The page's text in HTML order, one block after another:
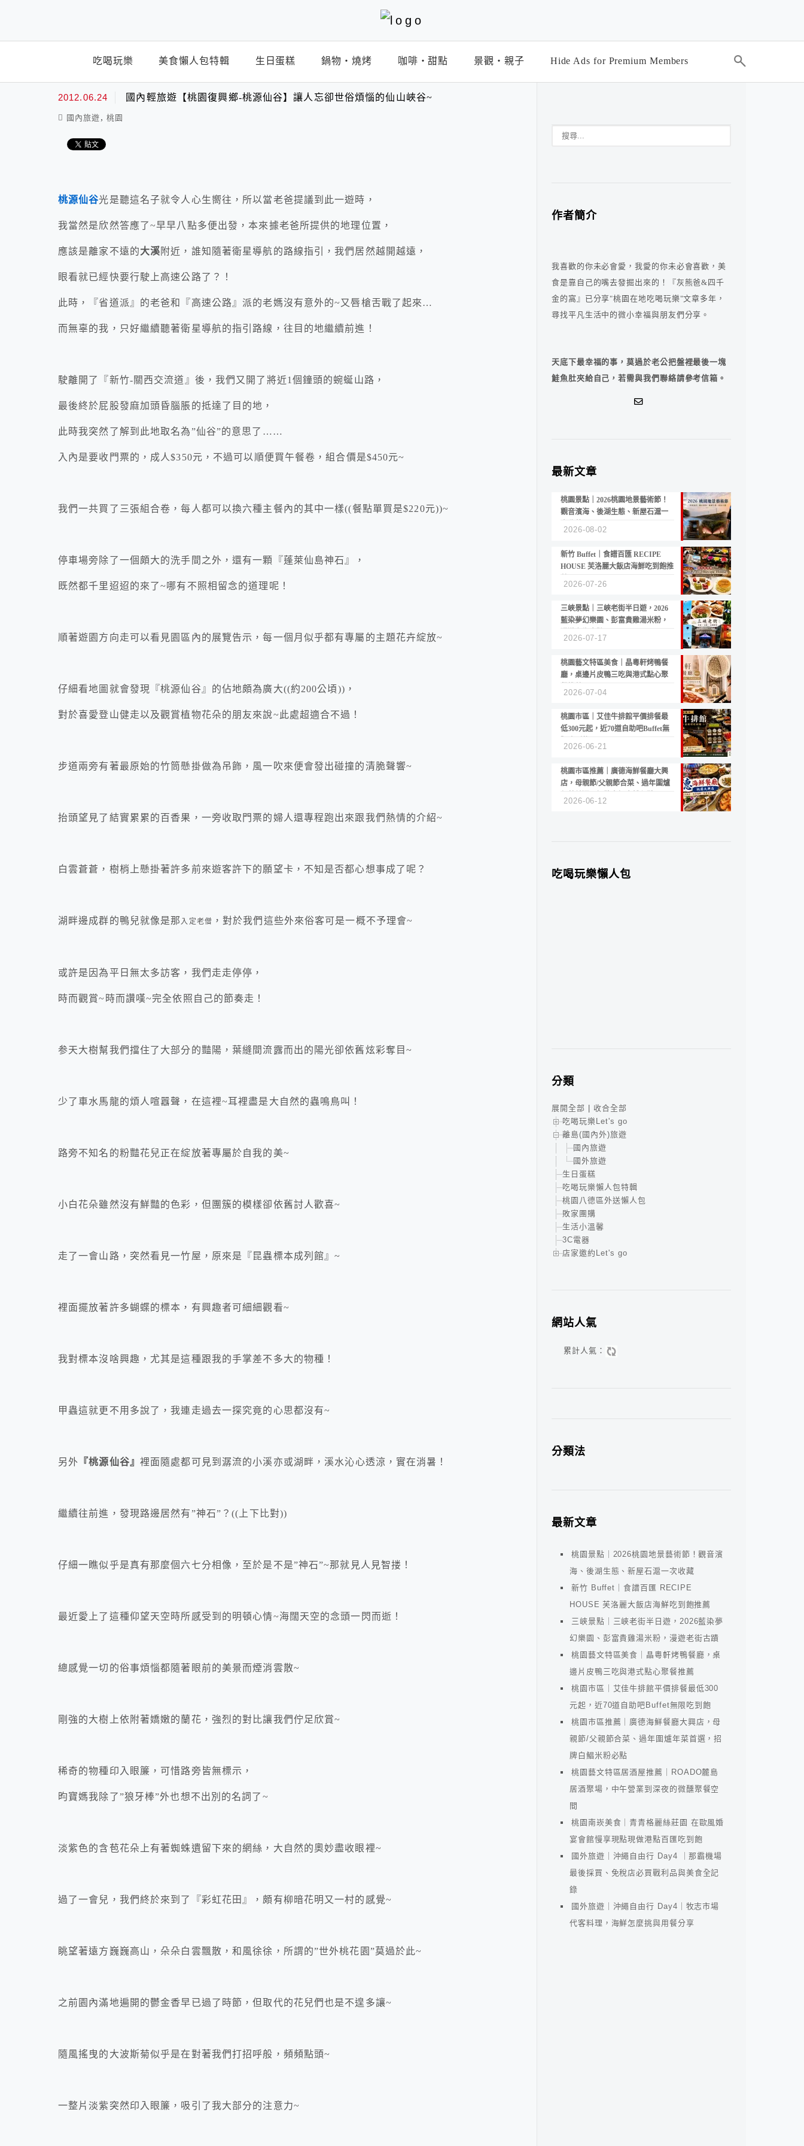
吃喝玩樂 美食懶人包特輯 生日蛋糕 鍋物‧燒烤 咖啡‧甜點 景觀‧親子 Hide Ads for Premium Members
2012.06.24 國內輕旅遊【桃園復興鄉-桃源仙谷】讓人忘卻世俗煩惱的仙山峽谷~
國內旅遊 , 桃園
桃源仙谷光是聽這名子就令人心生嚮往，所以當老爸提議到此一遊時，
我當然是欣然答應了~早早八點多便出發，本來據老爸所提供的地理位置，
應該是離家不遠的大溪 附近，誰知隨著衛星導航的路線指引，我們居然越開越遠，
眼看就已經快要行駛上高速公路了？！
此時，『省道派』的老爸和『高速公路』派的老媽沒有意外的~又唇槍舌戰了起來…
而無辜的我，只好繼續聽著衛星導航的指引路線，往目的地繼續前進！
駛離開了『新竹-關西交流道』後，我們又開了將近1個鐘頭的蜿蜒山路，
最後終於屁股發麻加頭昏腦脹的抵達了目的地，
此時我突然了解到此地取名為”仙谷”的意思了……
入內是要收門票的，成人$350元，不過可以順便買午餐卷，組合價是$450元~
我們一共買了三張組合卷，每人都可以換六種主餐內的其中一樣((餐點單買是$220元))~
停車場旁除了一個頗大的洗手間之外，還有一顆『蓬萊仙島神石』，
既然都千里迢迢的來了~哪有不照相留念的道理呢！
順著遊園方向走可以看見園區內的展覽告示，每一個月似乎都有專屬的主題花卉綻放~
仔細看地圖就會發現『桃源仙谷』的佔地頗為廣大((約200公頃))，
對於喜愛登山健走以及觀賞植物花朵的朋友來說~此處超適合不過！
步道兩旁有著最原始的竹筒懸掛做為吊飾，風一吹來便會發出碰撞的清脆聲響~
抬頭望見了結實累累的百香果，一旁收取門票的婦人還專程跑出來跟我們熱情的介紹~
白雲蒼蒼，樹梢上懸掛著許多前來遊客許下的願望卡，不知是否都心想事成了呢？
湖畔邊成群的鴨兒就像是那 入定老僧 ，對於我們這些外來俗客可是一概不予理會~
或許是因為平日無太多訪客，我們走走停停，
時而觀賞~時而讚嘆~完全依照自己的節奏走！
参天大樹幫我們擋住了大部分的豔陽，葉縫間流露而出的陽光卻依舊炫彩奪目~
少了車水馬龍的煩人喧囂聲，在這裡~耳裡盡是大自然的蟲鳴鳥叫！
路旁不知名的粉豔花兒正在綻放著專屬於自我的美~
小白花朵雖然沒有鮮豔的色彩，但團簇的模樣卻依舊討人歡喜~
走了一會山路，突然看見一竹屋，原來是『昆蟲標本成列館』~
裡面擺放著許多蝴蝶的標本，有興趣者可細細觀看~
我對標本沒啥興趣，尤其是這種跟我的手掌差不多大的物種！
甲蟲這就更不用多說了，我連走過去一探究竟的心思都沒有~
另外 『桃源仙谷』 裡面隨處都可見到潺流的小溪亦或湖畔，溪水沁心透涼，實在消暑！
繼續往前進，發現路邊居然有”神石”？((上下比對))
仔細一瞧似乎是真有那麼個六七分相像，至於是不是”神石”~那就見人見智搂！
最近愛上了這種仰望天空時所感受到的明頓心情~海闊天空的念頭一閃而逝！
總感覺一切的俗事煩惱都隨著眼前的美景而煙消雲散~
剛強的大樹上依附著嬌嫩的蘭花，強烈的對比讓我們佇足欣賞~
稀奇的物種印入眼簾，可惜路旁皆無標示，
昀寶媽我除了”狼牙棒”外也想不出別的名詞了~
淡紫色的含苞花朵上有著蜘蛛遺留下來的網絲，大自然的奧妙盡收眼裡~
過了一會兒，我們終於來到了『彩虹花田』，頗有柳暗花明又一村的感覺~
眺望著遠方巍巍高山，朵朵白雲飄散，和風徐徐，所謂的”世外桃花園”莫過於此~
之前園內滿地遍開的鬱金香早已過了時節，但取代的花兒們也是不遑多讓~
隨風搖曳的大波斯菊似乎是在對著我們打招呼般，頻頻點頭~
一整片淡紫突然印入眼簾，吸引了我大部分的注意力~
作者簡介
我喜歡的你未必會愛，我愛的你未必會喜歡，美
食是靠自己的嘴去發掘出來的！『灰熊爸&四千
金的窩』已分享"桃園在地吃喝玩樂"文章多年，
尋找平凡生活中的微小幸福與朋友們分享。
天底下最幸福的事，莫過於老公把盤裡最後一塊
鮭魚肚夾給自己，若需與我們聯絡請參考信箱。
最新文章
桃園景點｜2026桃園地景藝術節！
觀音濱海、後湖生態、新屋石滬一
2026-08-02
新竹 Buffet｜食譜百匯 RECIPE
HOUSE 芙洛麗大飯店海鮮吃到飽推
2026-07-26
三峽景點｜三峽老街半日遊，2026
藍染夢幻樂園、彭富貴雞湯米粉，
2026-07-17
桃園藝文特區美食｜晶粵軒烤鴨餐
廳，桌邊片皮鴨三吃與港式點心聚
2026-07-04
桃園市區｜艾佳牛排館平價排餐最
低300元起，近70道自助吧Buffet無
2026-06-21
桃園市區推薦｜廣德海鮮餐廳大興
店，母親節/父親節合菜、過年圍爐
2026-06-12
吃喝玩樂懶人包
分類
展開全部
收合全部
吃喝玩樂Let's go
離島(國內外)旅遊
國內旅遊
國外旅遊
生日蛋糕
吃喝玩樂懶人包特輯
桃園八德區外送懶人包
敗家團購
生活小溫馨
3C電器
店家邀約Let's go
網站人氣
累計人氣：
分類法
最新文章
桃園景點｜2026桃園地景藝術節！觀音濱
海、後湖生態、新屋石滬一次收藏
新竹 Buffet｜食譜百匯 RECIPE
HOUSE 芙洛麗大飯店海鮮吃到飽推薦
三峽景點｜三峽老街半日遊，2026藍染夢
幻樂園、彭富貴雞湯米粉，漫遊老街古蹟
桃園藝文特區美食｜晶粵軒烤鴨餐廳，桌
邊片皮鴨三吃與港式點心聚餐推薦
桃園市區｜艾佳牛排館平價排餐最低300
元起，近70道自助吧Buffet無限吃到飽
桃園市區推薦｜廣德海鮮餐廳大興店，母
親節/父親節合菜、過年圍爐年菜首選，招
牌白鯧米粉必點
桃園藝文特區居酒屋推薦｜ROADO麓島
居酒聚場，中午營業到深夜的微醺聚餐空
間
桃園南崁美食｜青青格麗絲莊園 在歐風婚
宴會館慢享現點現做港點百匯吃到飽
國外旅遊｜沖繩自由行 Day4 ｜那霸機場
最後採買、免稅店必買戰利品與美食全記
錄
國外旅遊｜沖繩自由行 Day4｜牧志市場
代客料理，海鮮怎麼挑與用餐分享